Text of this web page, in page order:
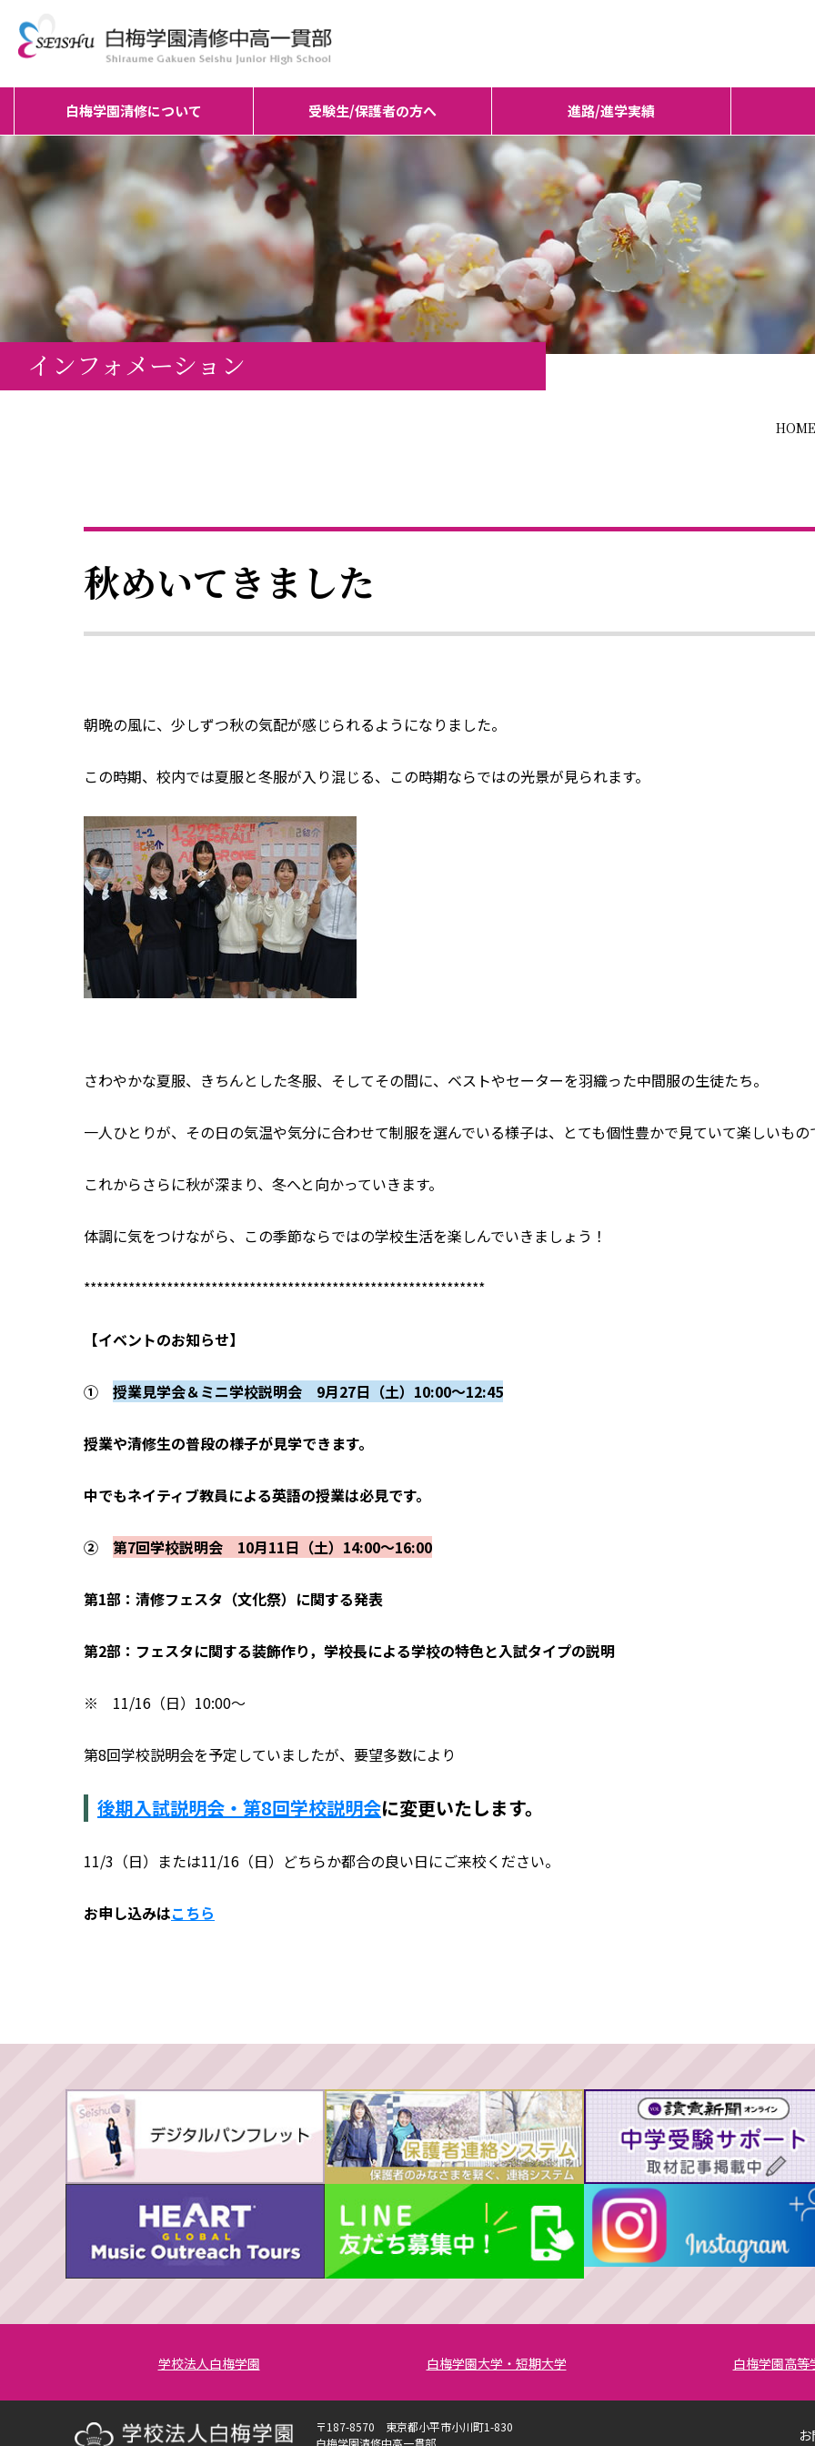
白梅学園清修について 受験生/保護者の方へ 進路/進学実績
インフォメーション
HOME
秋めいてきました
朝晩の風に、少しずつ秋の気配が感じられるようになりました。
この時期、校内では夏服と冬服が入り混じる、この時期ならではの光景が見られます。
さわやかな夏服、きちんとした冬服、そしてその間に、ベストやセーターを羽織った中間服の生徒たち。
一人ひとりが、その日の気温や気分に合わせて制服を選んでいる様子は、とても個性豊かで見ていて楽しいもの
これからさらに秋が深まり、冬へと向かっていきます。
体調に気をつけながら、この季節ならではの学校生活を楽しんでいきましょう！
***************************************************************
【イベントのお知らせ】
① 授業見学会＆ミニ学校説明会 9月27日（土）10:00～12:45
授業や清修生の普段の様子が見学できます。
中でもネイティブ教員による英語の授業は必見です。
② 第7回学校説明会 10月11日（土）14:00～16:00
第1部：清修フェスタ（文化祭）に関する発表
第2部：フェスタに関する装飾作り，学校長による学校の特色と入試タイプの説明
※ 11/16（日）10:00～
第8回学校説明会を予定していましたが、要望多数により
後期入試説明会・第8回学校説明会に変更いたします。
11/3（日）または11/16（日）どちらか都合の良い日にご来校ください。
お申し込みはこちら
学校法人白梅学園 白梅学園大学・短期大学 白梅学園高等
〒187-8570 東京都小平市小川町1-830
白梅学園清修中高一貫部